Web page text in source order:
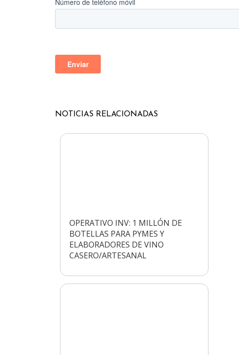
NOTICIAS RELACIONADAS
OPERATIVO INV: 1 MILLÓN DE
BOTELLAS PARA PYMES Y
ELABORADORES DE VINO
CASERO/ARTESANAL